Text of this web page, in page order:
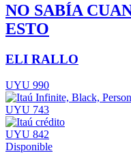
NO SABÍA
ESTO
ELI RALLO
UYU 990
UYU 743
UYU 842
Disponible